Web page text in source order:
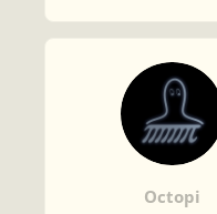
Octopi